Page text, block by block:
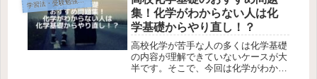
徹底比較しました。宇宙一と漆原はど
っちがいいのか？迷っている人は参考
になると思いますよ。
学
集！化学がわからない人は化
学基礎からやり直し！？
高校化学が苦手な人の多くは化学基礎
の内容が理解できていないケースが大
半です。そこで、今回は化学がわから